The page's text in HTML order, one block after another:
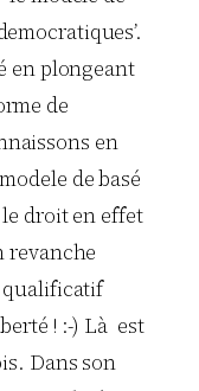
en plongeant
de
en
de basé
droit en effet
revanche
qualificatif
! :-) Là est
Dans son